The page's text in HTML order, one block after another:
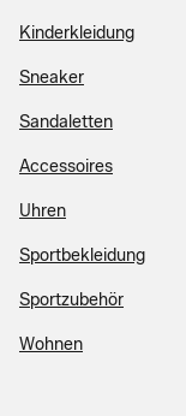
Kinderkleidung
Sneaker
Sandaletten
Accessoires
Uhren
Sportbekleidung
Sportzubehör
Wohnen